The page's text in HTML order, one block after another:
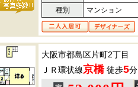
種別 マンション
大阪市都島区片町2丁目
ＪＲ環状線京橋徒歩5分